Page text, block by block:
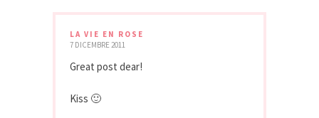
LA VIE EN ROSE
7 DICEMBRE 2011
Great post dear!
Kiss 🙂